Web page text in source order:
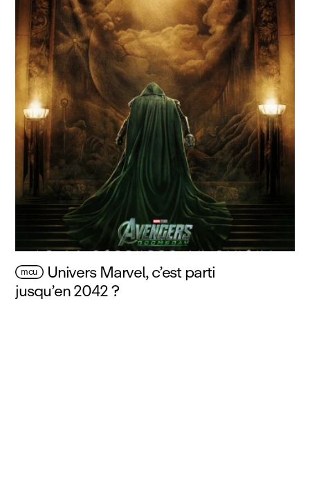
mcu Univers Marvel, c’est parti
jusqu’en 2042 ?